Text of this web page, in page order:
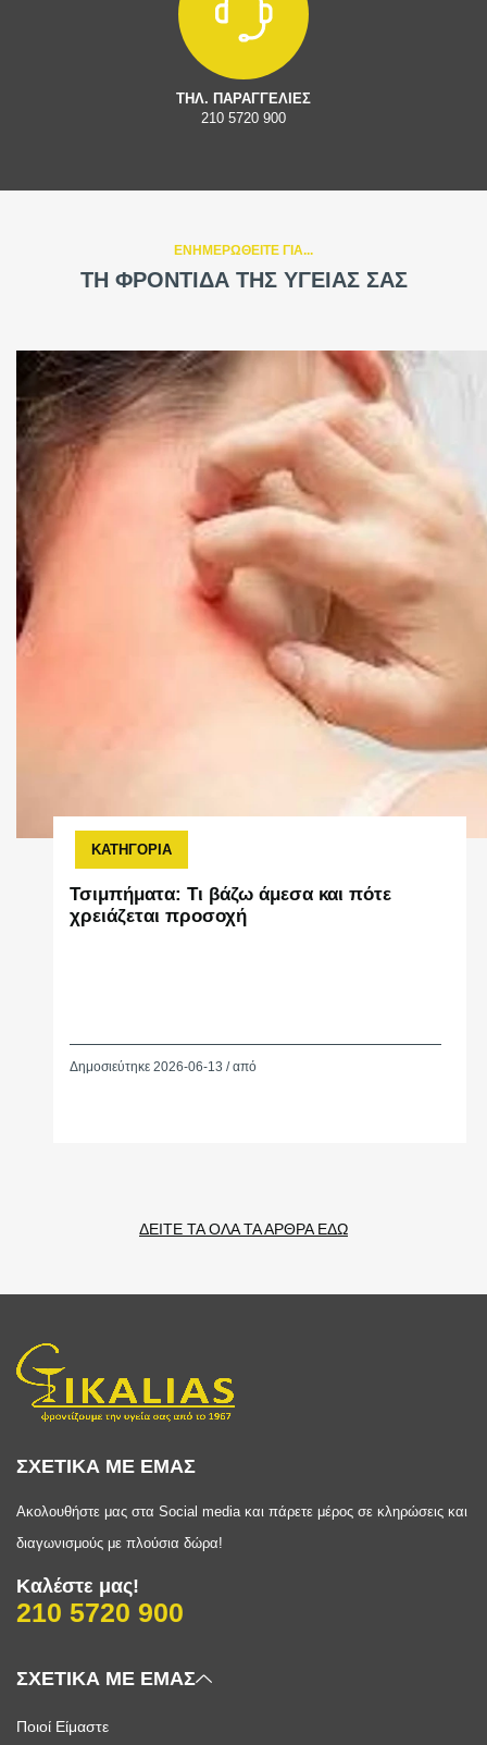
ΤΗΛ. ΠΑΡΑΓΓΕΛΙΕΣ
210 5720 900
ΕΝΗΜΕΡΩΘΕΙΤΕ ΓΙΑ...
ΤΗ ΦΡΟΝΤΙΔΑ ΤΗΣ ΥΓΕΙΑΣ ΣΑΣ
ΚΑΤΗΓΟΡΙΑ
Τσιμπήματα: Τι βάζω άμεσα και πότε
χρειάζεται προσοχή
Δημοσιεύτηκε 2026-06-13 / από
ΔΕΙΤΕ ΤΑ ΟΛΑ ΤΑ ΑΡΘΡΑ ΕΔΩ
ΣΧΕΤΙΚΑ ΜΕ ΕΜΑΣ
Ακολουθήστε μας στα Social media και πάρετε μέρος σε κληρώσεις και
διαγωνισμούς με πλούσια δώρα!
Καλέστε μας!
210 5720 900
ΣΧΕΤΙΚΑ ΜΕ ΕΜΑΣ
Ποιοί Είμαστε